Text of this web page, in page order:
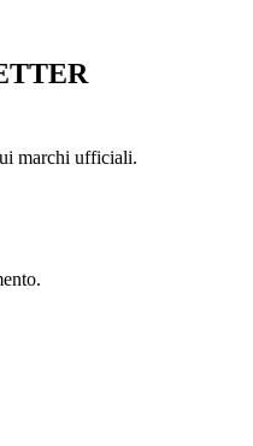
marchi ufficiali.